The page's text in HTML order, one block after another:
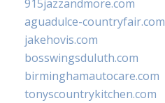
915jazzandmore.com
aguadulce-countryfair.com
jakehovis.com
bosswingsduluth.com
birminghamautocare.com
tonyscountrykitchen.com